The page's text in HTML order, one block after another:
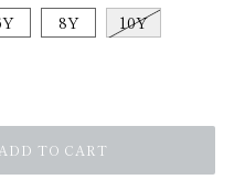
8Y
10Y
ADD TO CART